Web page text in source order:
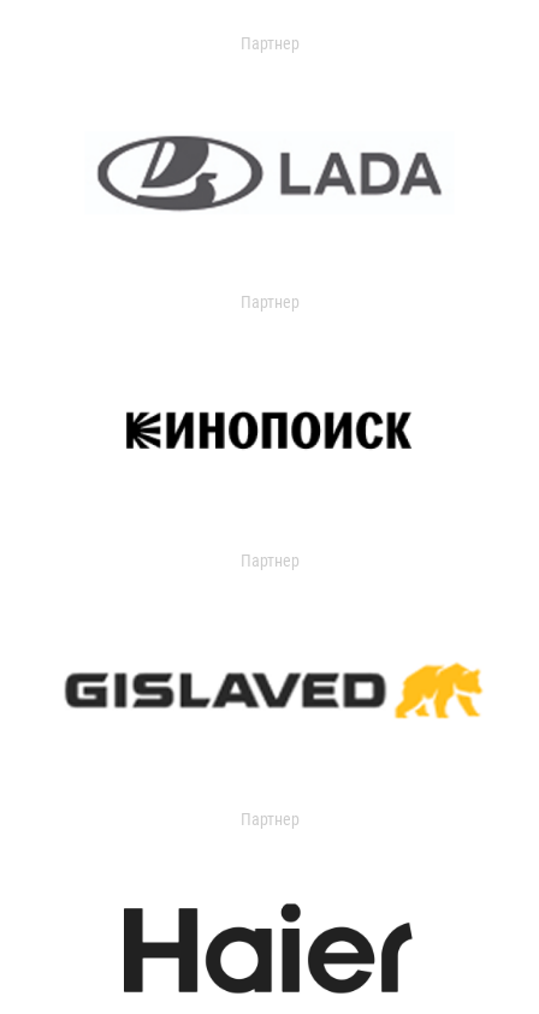
Партнер
Партнер
Партнер
Партнер